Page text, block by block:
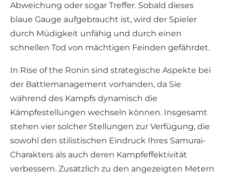
Abweichung oder sogar Treffer. Sobald dieses
blaue Gauge aufgebraucht ist, wird der Spieler
durch Müdigkeit unfähig und durch einen
schnellen Tod von mächtigen Feinden gefährdet.
In Rise of the Ronin sind strategische Aspekte bei
der Battlemanagement vorhanden, da Sie
während des Kampfs dynamisch die
Kämpfestellungen wechseln können. Insgesamt
stehen vier solcher Stellungen zur Verfügung, die
sowohl den stilistischen Eindruck Ihres Samurai-
Charakters als auch deren Kampfeffektivität
verbessern. Zusätzlich zu den angezeigten Metern